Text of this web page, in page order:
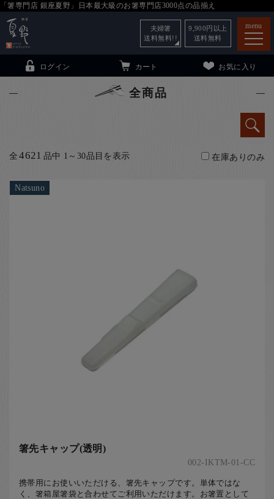
「箸専門店 銀座夏野」日本最大級のお箸専門店3000点の品揃え
menu
銀座夏野・箸長
ログイン カート お気に入り
夫婦箸
送料無料!!
9,900 円以上
送料無料
全商品
全4621 品中 1～30品目を表示 在庫ありのみ
Natsuno
箸先キャップ(透明)
002-IKTM-01-CC
携帯用にお使いいただける、箸先キャップです。単体ではな
く、箸箱屋箸袋と合わせてご利用いただけます。お箸置として